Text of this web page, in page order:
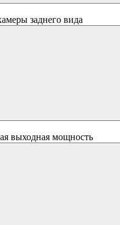
заднего вида
выходная мощность